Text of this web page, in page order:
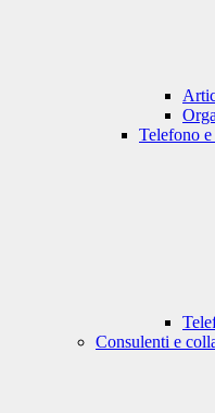
Telefono e
Consulenti e